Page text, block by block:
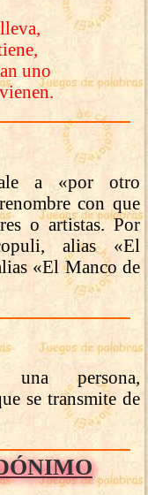
uno
a «por otro
con que
o artistas. Por
alias «El
«El Manco de
una persona,
se transmite de